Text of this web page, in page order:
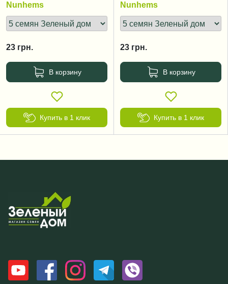
Nunhems
23 грн.
В корзину
Купить в 1 клик
Nunhems
23 грн.
В корзину
Купить в 1 клик